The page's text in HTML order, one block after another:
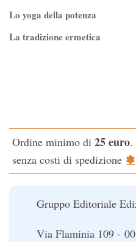
Lo yoga della potenza
La tradizione ermetica
La Cabala
Il potere del serpente
Ordine minimo di 25 euro.
senza costi di spedizione ✽
Gruppo Editoriale
Via Flaminia 109 -